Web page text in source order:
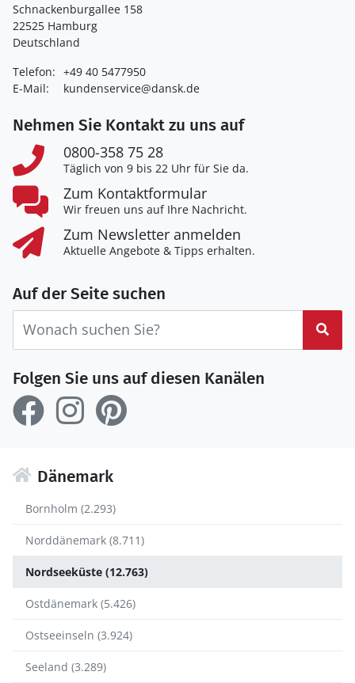
Schnackenburgallee 158
22525 Hamburg
Deutschland
Telefon: +49 40 5477950
E-Mail:
kundenservice@dansk.de
Nehmen Sie Kontakt zu uns auf
0800-358 75 28
Täglich von 9 bis 22 Uhr für Sie da.
Zum Kontaktformular
Wir freuen uns auf Ihre Nachricht.
Zum Newsletter anmelden
Aktuelle Angebote & Tipps erhalten.
Auf der Seite suchen
Folgen Sie uns auf diesen Kanälen
Dänemark
Bornholm (2.293)
Norddänemark (8.711)
Nordseeküste (12.763)
Ostdänemark (5.426)
Ostseeinseln (3.924)
Seeland (3.289)